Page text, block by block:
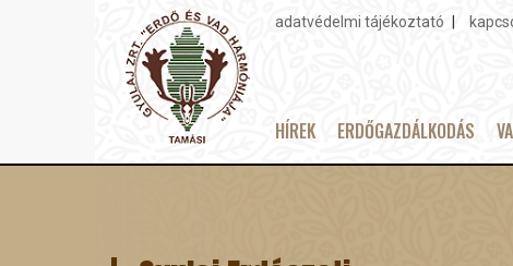
Topmenu
adatvédelmi tájékoztató
Main
HÍREK ERDŐGAZDÁLKODÁS